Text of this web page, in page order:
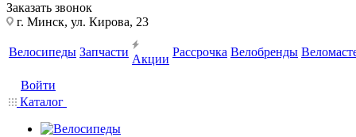
Заказать звонок
г. Минск, ул. Кирова, 23
Велосипеды Запчасти
Акции
Рассрочка Велобренды
Войти
Каталог